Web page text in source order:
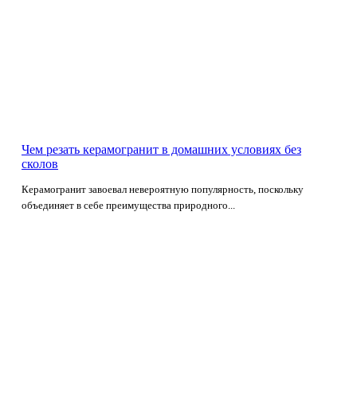
Чем резать керамогранит в домашних условиях без
сколов
Керамогранит завоевал невероятную популярность, поскольку
объединяет в себе преимущества природного...